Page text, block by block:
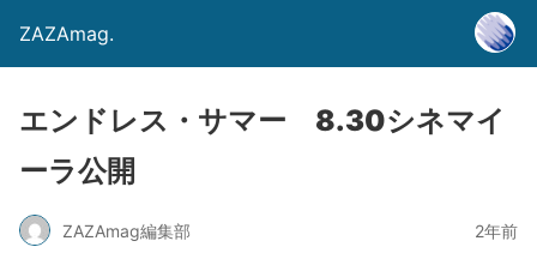
ZAZAmag.
エンドレス・サマー 8.30シネマイ
ーラ公開
ZAZAmag編集部 2年前